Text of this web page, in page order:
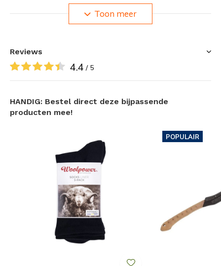
weving van de stof
Uitneembaar muskietennet: perfecte bescherming
Afgewerkt met Wax voor een authentieke uitstraling
Comfortabele pasvorm door stretchstof, voorzien
van 2% elastaan
TC-Stretch heeft tevens als eigenschap dat het een
'stille' stof is - minder bewegingsgeluid!
Zij-ritsen voor het makkelijk aan- en uittrekken en
voor goede ventilatie
4 riemlussen: Handige functie om je toolbelt of
andere accessoires aan te bevestigen
2 handzakken voorzien van ritsen en een grote
borstzak met telefoonpocket
Mouwen met klittenband, zodat de breedte naar
Toon meer
Reviews
4.4 / 5
HANDIG: Bestel direct deze bijpassende
producten mee!
POPULAIR